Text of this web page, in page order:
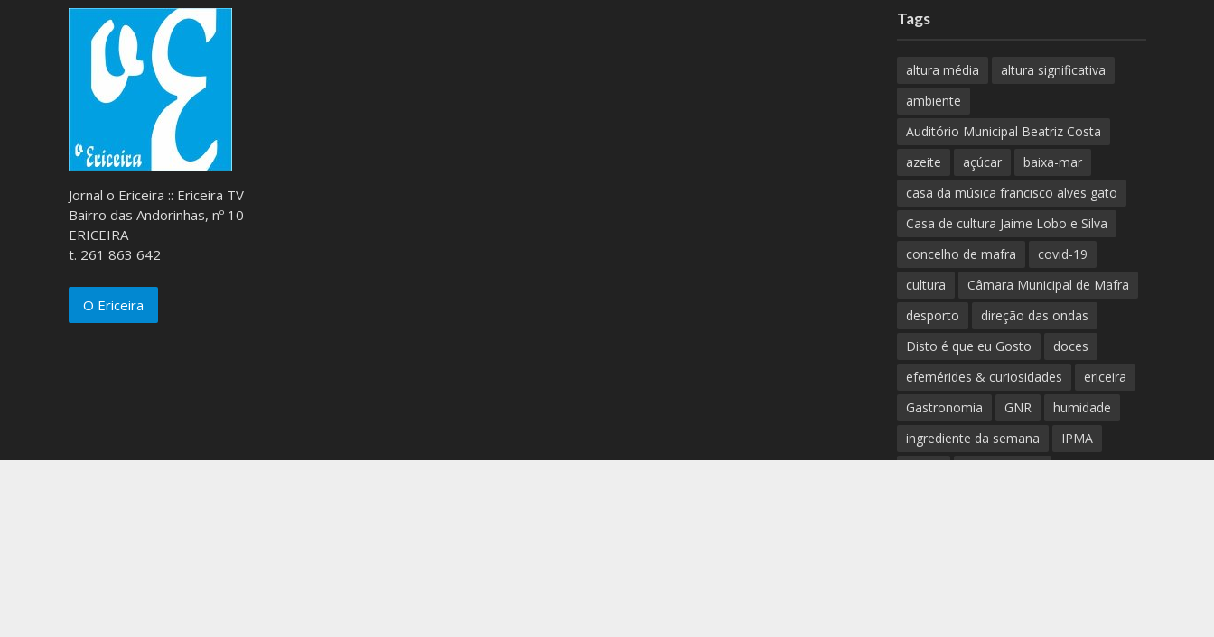
Jornal o Ericeira :: Ericeira TV
Bairro das Andorinhas, nº 10
ERICEIRA
t. 261 863 642
O Ericeira
Tags
altura média
altura significativa
ambiente
Auditório Municipal Beatriz Costa
azeite
açúcar
baixa-mar
casa da música francisco alves gato
Casa de cultura Jaime Lobo e Silva
concelho de mafra
covid-19
cultura
Câmara Municipal de Mafra
desporto
direção das ondas
Disto é que eu Gosto
doces
efemérides & curiosidades
ericeira
Gastronomia
GNR
humidade
ingrediente da semana
IPMA